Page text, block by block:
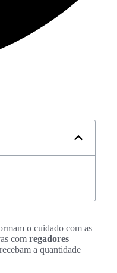
o cuidado com as
com regadores
a quantidade